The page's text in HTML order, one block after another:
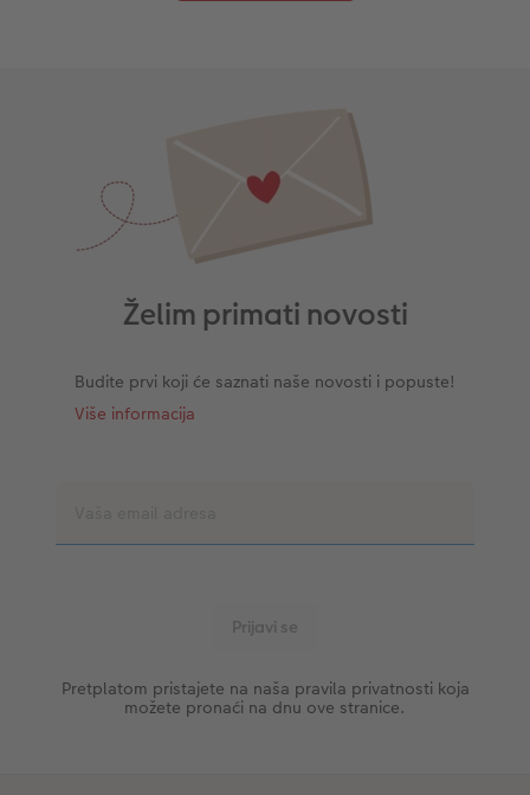
Želim primati novosti
Budite prvi koji će saznati naše novosti i popuste!
Više informacija
Pretplatom pristajete na naša pravila privatnosti koja
možete pronaći na dnu ove stranice.